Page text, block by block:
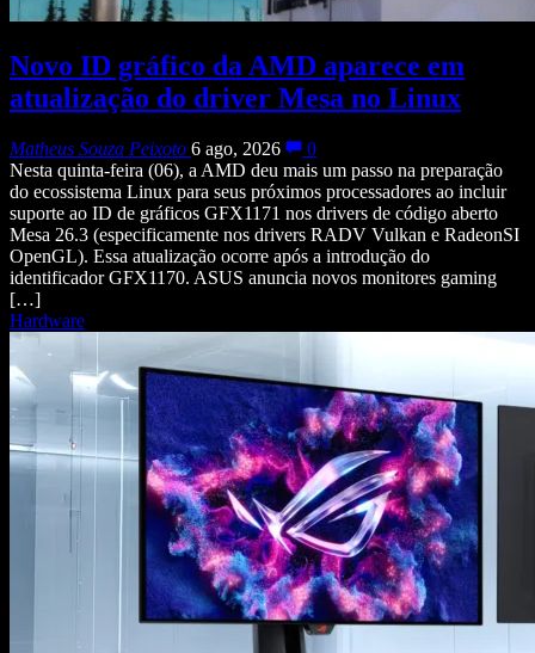
Novo ID gráfico da AMD aparece em
atualização do driver Mesa no Linux
Matheus Souza Peixoto 6 ago, 2026
0
Nesta quinta-feira (06), a AMD deu mais um passo na preparação
do ecossistema Linux para seus próximos processadores ao incluir
suporte ao ID de gráficos GFX1171 nos drivers de código aberto
Mesa 26.3 (especificamente nos drivers RADV Vulkan e RadeonSI
OpenGL). Essa atualização ocorre após a introdução do
identificador GFX1170. ASUS anuncia novos monitores gaming
[…]
Hardware